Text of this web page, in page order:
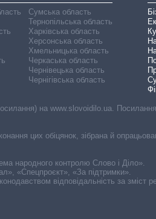
Сумська область
Тернопільська область
Харківська область
Херсонська область
Хмельницька область
Черкаська область
Чернівецька область
Чернігівська область
на www.slovoidilo.ua.
цих обіцянок, зібрана й
народного контролю Слово і Діло».
«Спецпроєкт», «За підтримки».
відповідальність за зміст